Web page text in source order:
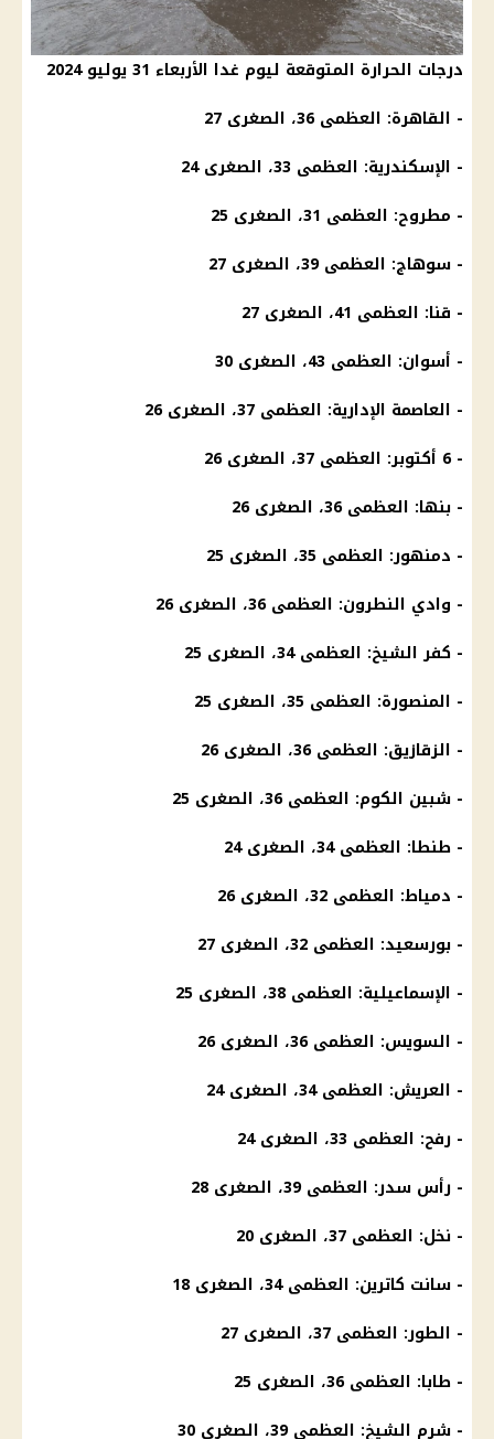
درجات الحرارة المتوقعة ليوم غدا الأربعاء 31 يوليو 2024
- القاهرة: العظمى 36، الصغرى 27
- الإسكندرية: العظمى 33، الصغرى 24
- مطروح: العظمى 31، الصغرى 25
- سوهاج: العظمى 39، الصغرى 27
- قنا: العظمى 41، الصغرى 27
- أسوان: العظمى 43، الصغرى 30
- العاصمة الإدارية: العظمى 37، الصغرى 26
- 6 أكتوبر: العظمى 37، الصغرى 26
- بنها: العظمى 36، الصغرى 26
- دمنهور: العظمى 35، الصغرى 25
- وادي النطرون: العظمى 36، الصغرى 26
- كفر الشيخ: العظمى 34، الصغرى 25
- المنصورة: العظمى 35، الصغرى 25
- الزقازيق: العظمى 36، الصغرى 26
- شبين الكوم: العظمى 36، الصغرى 25
- طنطا: العظمى 34، الصغرى 24
- دمياط: العظمى 32، الصغرى 26
- بورسعيد: العظمى 32، الصغرى 27
- الإسماعيلية: العظمى 38، الصغرى 25
- السويس: العظمى 36، الصغرى 26
- العريش: العظمى 34، الصغرى 24
- رفح: العظمى 33، الصغرى 24
- رأس سدر: العظمى 39، الصغرى 28
- نخل: العظمى 37، الصغرى 20
- سانت كاترين: العظمى 34، الصغرى 18
- الطور: العظمى 37، الصغرى 27
- طابا: العظمى 36، الصغرى 25
- شرم الشيخ: العظمى 39، الصغرى 30